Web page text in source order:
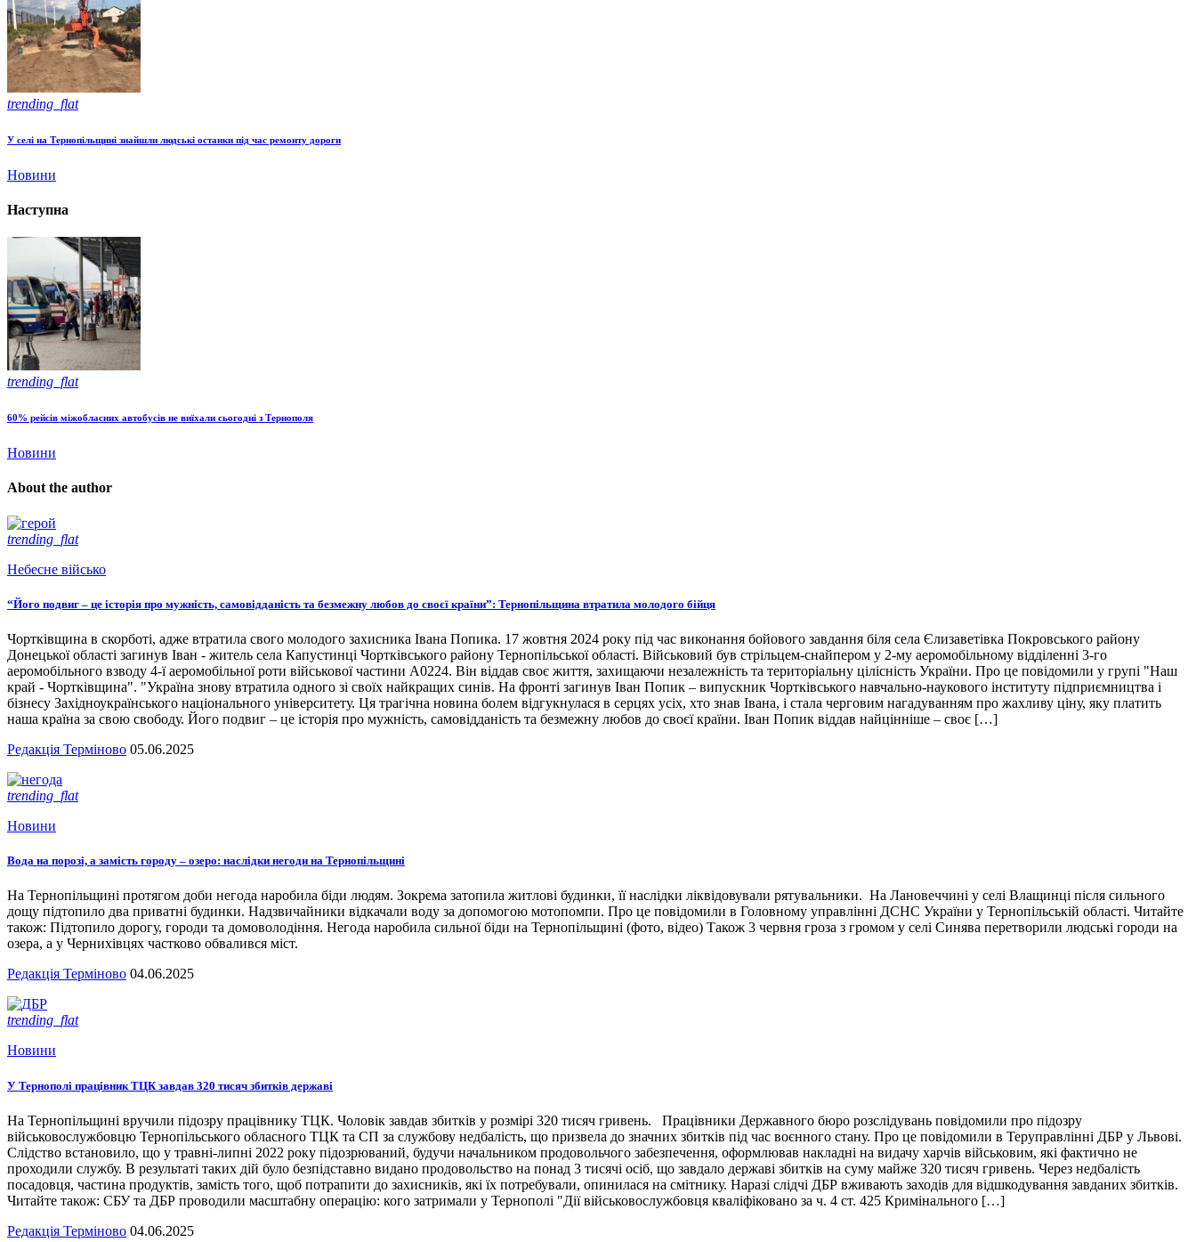
trending_flat
У селі на Тернопільщині знайшли людські останки під час ремонту дороги
Новини
Наступна
trending_flat
60% рейсів міжобласних автобусів не виїхали сьогодні з Тернополя
Новини
About the author
trending_flat
Небесне військо
“Його подвиг – це історія про мужність, самовідданість та безмежну любов до своєї країни”: Тернопільщина втратила молодого бійця
Чортківщина в скорботі, адже втратила свого молодого захисника Івана Попика. 17 жовтня 2024 року під час виконання бойового завдання біля села Єлизаветівка Покровського району
Донецької області загинув Іван - житель села Капустинці Чортківського району Тернопільської області. Військовий був стрільцем-снайпером у 2-му аеромобільному відділенні 3-го
аеромобільного взводу 4-ї аеромобільної роти військової частини А0224. Він віддав своє життя, захищаючи незалежність та територіальну цілісність України. Про це повідомили у групі "Наш
край - Чортківщина". "Україна знову втратила одного зі своїх найкращих синів. На фронті загинув Іван Попик – випускник Чортківського навчально-наукового інституту підприємництва і
бізнесу Західноукраїнського національного університету. Ця трагічна новина болем відгукнулася в серцях усіх, хто знав Івана, і стала черговим нагадуванням про жахливу ціну, яку платить
наша країна за свою свободу. Його подвиг – це історія про мужність, самовідданість та безмежну любов до своєї країни. Іван Попик віддав найцінніше – своє […]
Редакція Терміново 05.06.2025
trending_flat
Новини
Вода на порозі, а замість городу – озеро: наслідки негоди на Тернопільщині
На Тернопільщині протягом доби негода наробила біди людям. Зокрема затопила житлові будинки, її наслідки ліквідовували рятувальники. На Лановеччині у селі Влащинці після сильного
дощу підтопило два приватні будинки. Надзвичайники відкачали воду за допомогою мотопомпи. Про це повідомили в Головному управлінні ДСНС України у Тернопільській області. Читайте
також: Підтопило дорогу, городи та домоволодіння. Негода наробила сильної біди на Тернопільщині (фото, відео) Також 3 червня гроза з громом у селі Синява перетворили людські городи на
озера, а у Чернихівцях частково обвалився міст.
Редакція Терміново 04.06.2025
trending_flat
Новини
У Тернополі працівник ТЦК завдав 320 тисяч збитків державі
На Тернопільщині вручили підозру працівнику ТЦК. Чоловік завдав збитків у розмірі 320 тисяч гривень. Працівники Державного бюро розслідувань повідомили про підозру
військовослужбовцю Тернопільського обласного ТЦК та СП за службову недбалість, що призвела до значних збитків під час воєнного стану. Про це повідомили в Теруправлінні ДБР у Львові.
Слідство встановило, що у травні-липні 2022 року підозрюваний, будучи начальником продовольчого забезпечення, оформлював накладні на видачу харчів військовим, які фактично не
проходили службу. В результаті таких дій було безпідставно видано продовольство на понад 3 тисячі осіб, що завдало державі збитків на суму майже 320 тисяч гривень. Через недбалість
посадовця, частина продуктів, замість того, щоб потрапити до захисників, які їх потребували, опинилася на смітнику. Наразі слідчі ДБР вживають заходів для відшкодування завданих збитків.
Читайте також: СБУ та ДБР проводили масштабну операцію: кого затримали у Тернополі "Дії військовослужбовця кваліфіковано за ч. 4 ст. 425 Кримінального […]
Редакція Терміново 04.06.2025